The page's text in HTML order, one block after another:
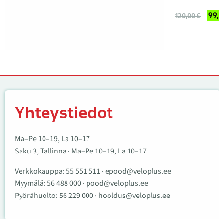
120,00 €
Yhteystiedot
Yhteystiedot
Ma–Pe 10–19, La 10–17
Saku 3, Tallinna · Ma–Pe 10–19, La 10–17
Verkkokauppa:55 551 511 ·epood@veloplus.ee
Myymälä:56 488 000· pood@veloplus.ee
Pyörähuolto:56 229 000· hooldus@veloplus.ee